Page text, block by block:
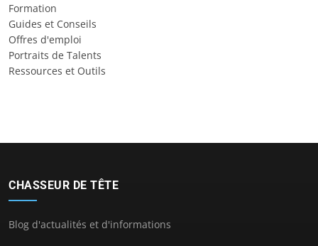
Formation
Guides et Conseils
Offres d'emploi
Portraits de Talents
Ressources et Outils
CHASSEUR DE TÊTE
Blog d'actualités et d'informations